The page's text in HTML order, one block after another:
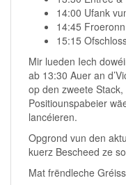
14:00 Ufank
14:45 Froeronn
15:15
Mir lueden Iech
ab 13:30 Auer an
op den zweete
Positiounspabeier
lancéieren.
Opgrond vun den
kuerz Bescheed ze
Mat frëndleche